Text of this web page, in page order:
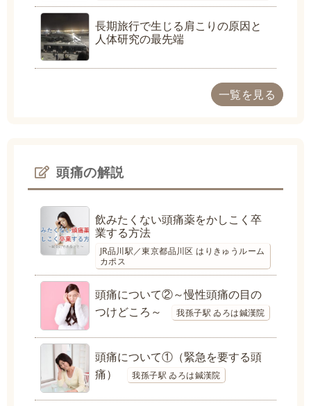
長期旅行で生じる肩こりの原因と
人体研究の最先端
一覧を見る
頭痛の解説
飲みたくない頭痛薬をかしこく卒
業する方法
JR品川駅／東京都品川区 はりきゅうルーム
カポス
頭痛について②～慢性頭痛の目の
つけどころ～
我孫子駅 ゐろは鍼漢院
頭痛について①（緊急を要する頭
痛）
我孫子駅 ゐろは鍼漢院